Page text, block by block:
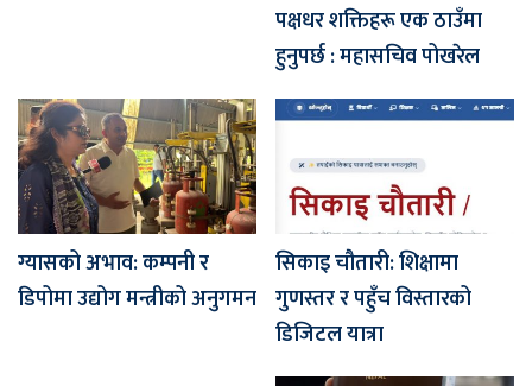
पक्षधर शक्तिहरू एक ठाउँमा
हुनुपर्छ : महासचिव पोखरेल
ग्यासको अभाव: कम्पनी र
डिपोमा उद्योग मन्त्रीको अनुगमन
सिकाइ चौतारी: शिक्षामा
गुणस्तर र पहुँच विस्तारको
डिजिटल यात्रा